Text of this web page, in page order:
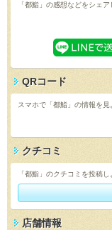
「都鮨」の感想などをシェア
QRコード
スマホで「都鮨」の情報を見
クチコミ
「都鮨」のクチコミを投稿し
店舗情報